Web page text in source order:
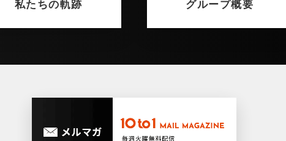
私たちの軌跡 グループ概要